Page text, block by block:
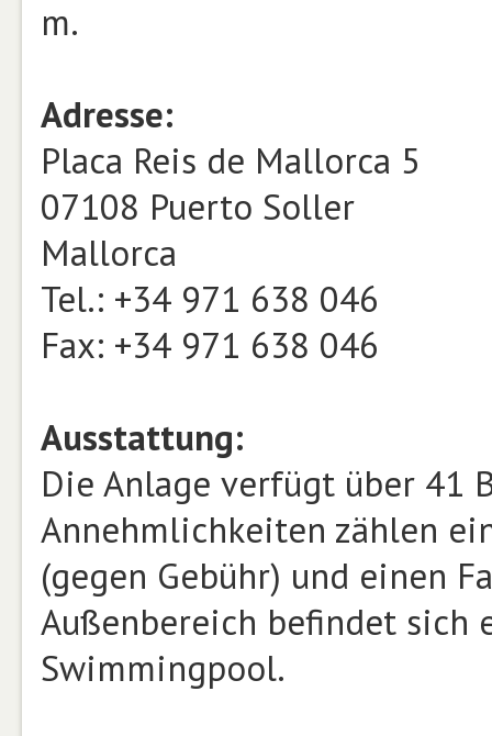
m.
Adresse:
Placa Reis de Mallorca 5
07108 Puerto Soller
Mallorca
Tel.: +34 971 638 046
Fax: +34 971 638 046
Ausstattung:
Die Anlage verfügt über 41
Annehmlichkeiten zählen
(gegen Gebühr) und einen
Außenbereich befindet sich
Swimmingpool.